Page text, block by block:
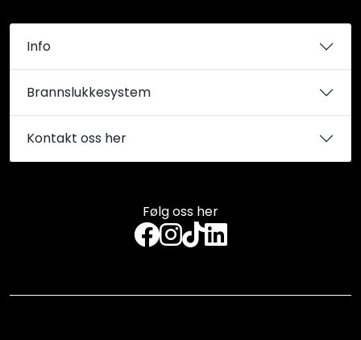
Følg oss her
Info
Brannslukkesystem
Kontakt oss her